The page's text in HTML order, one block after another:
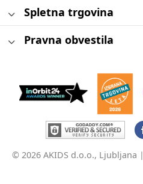
Spletna trgovina
Pravna obvestila
© 2026 AKIDS d.o.o., Ljubljana |